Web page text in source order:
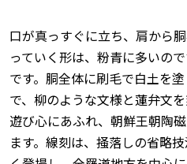
口が真っすぐに立ち、肩から
っていく形は、粉青に多いの
です。胴全体に刷毛で白土を
で、柳のような文様と蓮弁文
遊び心にあふれ、朝鮮王朝陶
ます。線刻は、掻落しの省略